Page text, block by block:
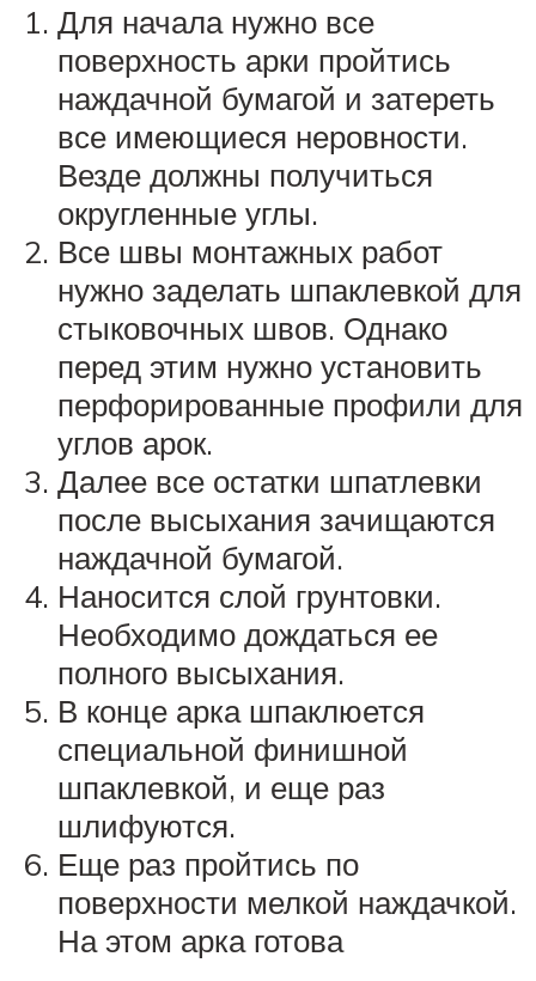
Для начала нужно все
поверхность арки пройтись
наждачной бумагой и затереть
все имеющиеся неровности.
Везде должны получиться
округленные углы.
Все швы монтажных работ
нужно заделать шпаклевкой для
стыковочных швов. Однако
перед этим нужно установить
перфорированные профили для
углов арок.
Далее все остатки шпатлевки
после высыхания зачищаются
наждачной бумагой.
Наносится слой грунтовки.
Необходимо дождаться ее
полного высыхания.
В конце арка шпаклюется
специальной финишной
шпаклевкой, и еще раз
шлифуются.
Еще раз пройтись по
поверхности мелкой наждачкой.
На этом арка готова